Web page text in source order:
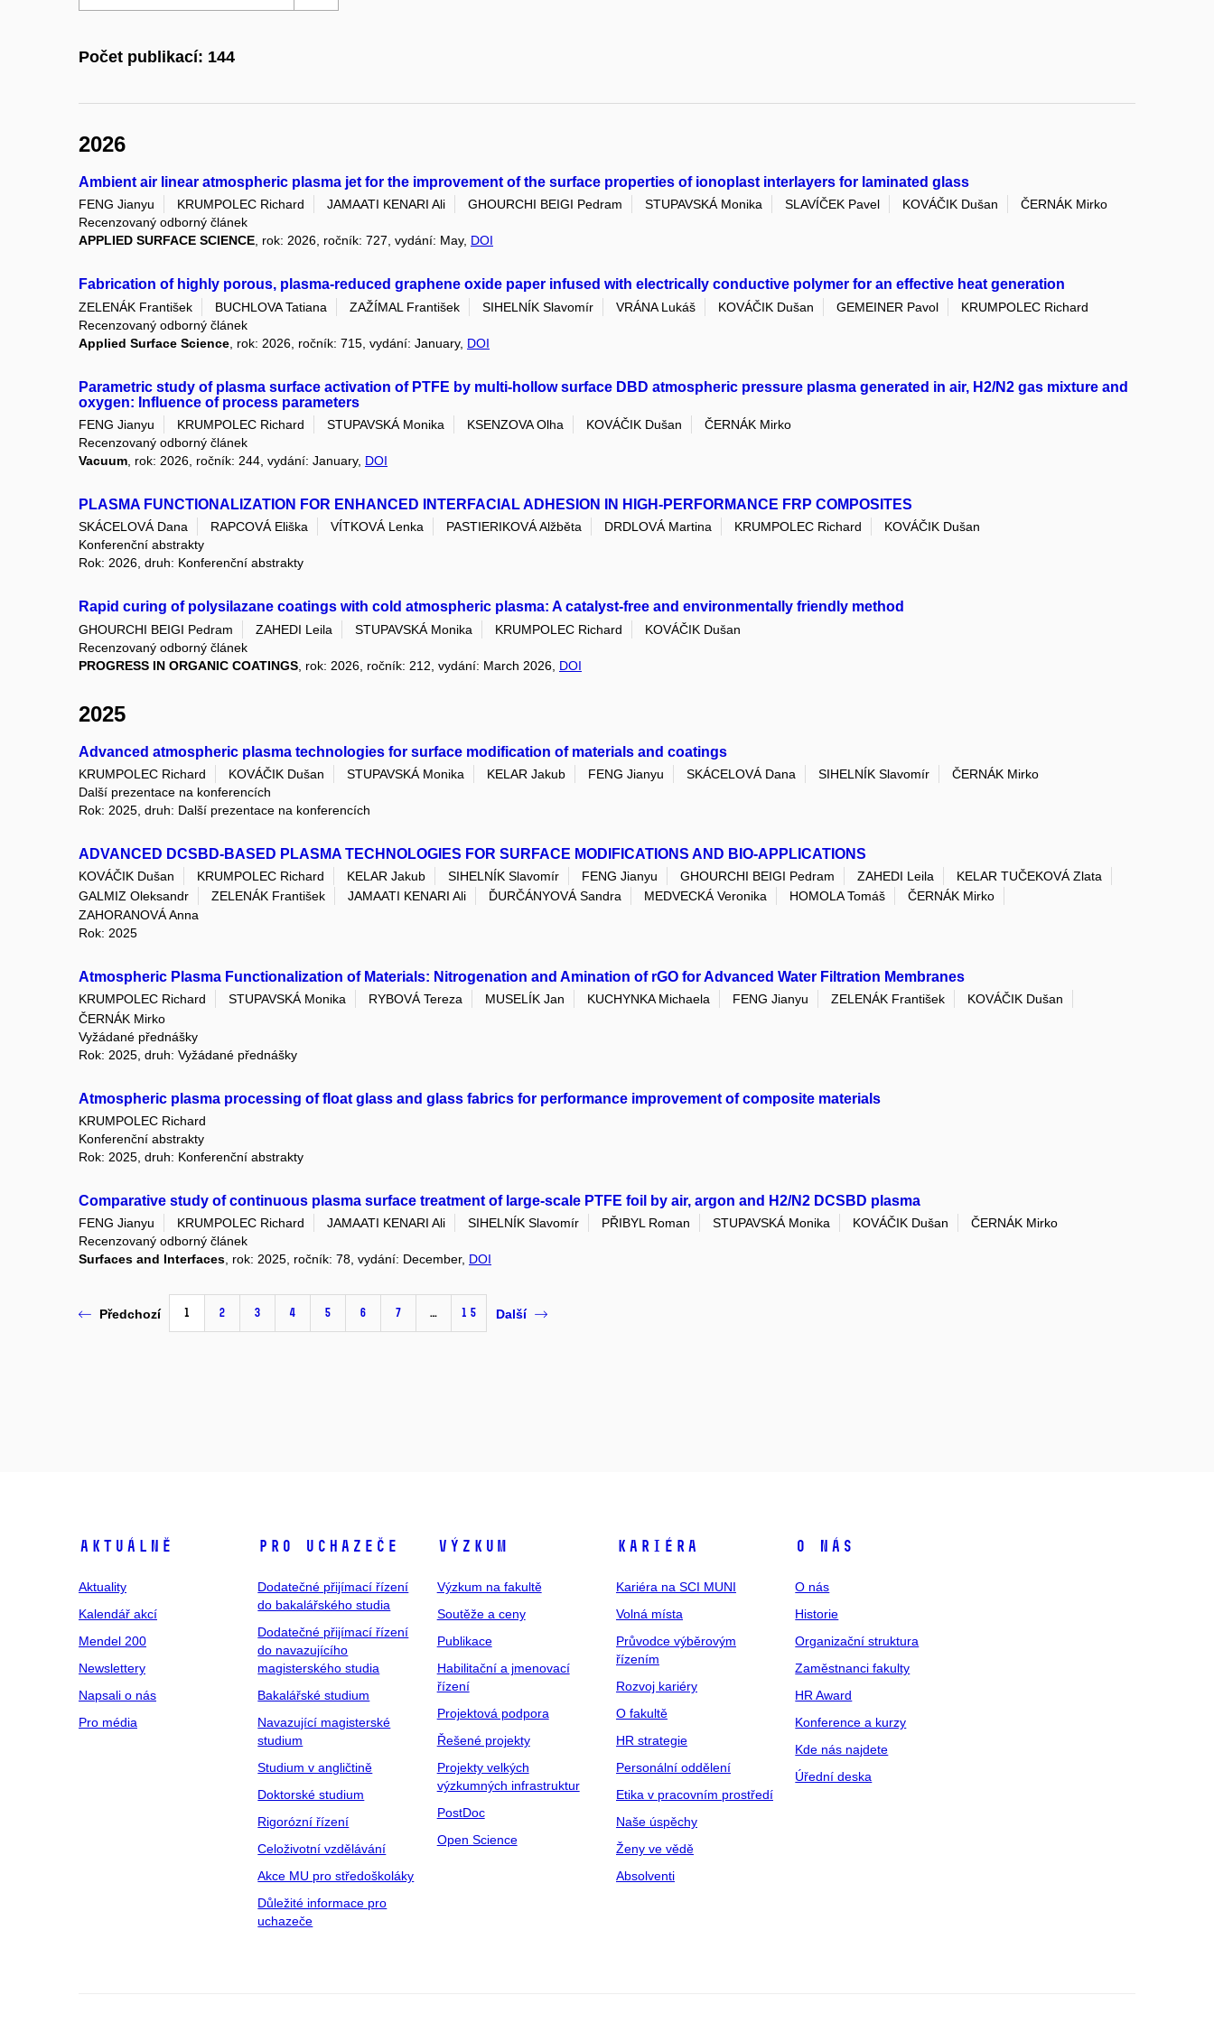
Počet publikací: 144
2026
Ambient air linear atmospheric plasma jet for the improvement of the surface properties of ionoplast interlayers for laminated glass
FENG Jianyu KRUMPOLEC Richard JAMAATI KENARI Ali GHOURCHI BEIGI Pedram STUPAVSKÁ Monika SLAVÍČEK Pavel KOVÁČIK Dušan
ČERNÁK Mirko
Recenzovaný odborný článek
APPLIED SURFACE SCIENCE, rok: 2026, ročník: 727, vydání: May, DOI
Fabrication of highly porous, plasma-reduced graphene oxide paper infused with electrically conductive polymer for an effective heat generation
ZELENÁK František BUCHLOVA Tatiana ZAŽÍMAL František SIHELNÍK Slavomír VRÁNA Lukáš KOVÁČIK Dušan GEMEINER Pavol
KRUMPOLEC Richard
Recenzovaný odborný článek
Applied Surface Science , rok: 2026, ročník: 715, vydání: January, DOI
Parametric study of plasma surface activation of PTFE by multi-hollow surface DBD atmospheric pressure plasma generated in air, H2/N2 gas mixture and
oxygen: Influence of process parameters
FENG Jianyu KRUMPOLEC Richard STUPAVSKÁ Monika KSENZOVA Olha KOVÁČIK Dušan
ČERNÁK Mirko
Recenzovaný odborný článek
Vacuum , rok: 2026, ročník: 244, vydání: January, DOI
PLASMA FUNCTIONALIZATION FOR ENHANCED INTERFACIAL ADHESION IN HIGH-PERFORMANCE FRP COMPOSITES
SKÁCELOVÁ Dana RAPCOVÁ Eliška VÍTKOVÁ Lenka PASTIERIKOVÁ Alžběta DRDLOVÁ Martina KRUMPOLEC Richard
KOVÁČIK Dušan
Konferenční abstrakty
Rok: 2026, druh: Konferenční abstrakty
Rapid curing of polysilazane coatings with cold atmospheric plasma: A catalyst-free and environmentally friendly method
GHOURCHI BEIGI Pedram ZAHEDI Leila STUPAVSKÁ Monika KRUMPOLEC Richard
KOVÁČIK Dušan
Recenzovaný odborný článek
PROGRESS IN ORGANIC COATINGS , rok: 2026, ročník: 212, vydání: March 2026, DOI
2025
Advanced atmospheric plasma technologies for surface modification of materials and coatings
KRUMPOLEC Richard KOVÁČIK Dušan STUPAVSKÁ Monika KELAR Jakub FENG Jianyu SKÁCELOVÁ Dana SIHELNÍK Slavomír
ČERNÁK Mirko
Další prezentace na konferencích
Rok: 2025, druh: Další prezentace na konferencích
ADVANCED DCSBD-BASED PLASMA TECHNOLOGIES FOR SURFACE MODIFICATIONS AND BIO-APPLICATIONS
KOVÁČIK Dušan KRUMPOLEC Richard KELAR Jakub SIHELNÍK Slavomír FENG Jianyu GHOURCHI BEIGI Pedram ZAHEDI Leila
KELAR TUČEKOVÁ Zlata
GALMIZ Oleksandr
ZELENÁK František JAMAATI KENARI Ali ĎURČÁNYOVÁ Sandra MEDVECKÁ Veronika HOMOLA Tomáš
ČERNÁK Mirko
ZAHORANOVÁ Anna
Rok: 2025
Atmospheric Plasma Functionalization of Materials: Nitrogenation and Amination of rGO for Advanced Water Filtration Membranes
KRUMPOLEC Richard STUPAVSKÁ Monika RYBOVÁ Tereza MUSELÍK Jan KUCHYNKA Michaela FENG Jianyu ZELENÁK František
KOVÁČIK Dušan
ČERNÁK Mirko
Vyžádané přednášky
Rok: 2025, druh: Vyžádané přednášky
Atmospheric plasma processing of float glass and glass fabrics for performance improvement of composite materials
KRUMPOLEC Richard
Konferenční abstrakty
Rok: 2025, druh: Konferenční abstrakty
Comparative study of continuous plasma surface treatment of large-scale PTFE foil by air, argon and H2/N2 DCSBD plasma
FENG Jianyu KRUMPOLEC Richard JAMAATI KENARI Ali SIHELNÍK Slavomír PŘIBYL Roman STUPAVSKÁ Monika KOVÁČIK Dušan
ČERNÁK Mirko
Recenzovaný odborný článek
Surfaces and Interfaces , rok: 2025, ročník: 78, vydání: December, DOI
Předchozí 1 2 3 4 5 6 7 … 15 Další
Aktuálně
Aktuality
Kalendář akcí
Mendel 200
Newslettery
Napsali o nás
Pro média
Pro uchazeče
Dodatečné přijímací řízení
do bakalářského studia
Dodatečné přijímací řízení
do navazujícího
magisterského studia
Bakalářské studium
Navazující magisterské
studium
Studium v angličtině
Doktorské studium
Rigorózní řízení
Celoživotní vzdělávání
Akce MU pro středoškoláky
Důležité informace pro
uchazeče
Výzkum
Výzkum na fakultě
Soutěže a ceny
Publikace
Habilitační a jmenovací
řízení
Projektová podpora
Řešené projekty
Projekty velkých
výzkumných infrastruktur
PostDoc
Open Science
Kariéra
Kariéra na SCI MUNI
Volná místa
Průvodce výběrovým
řízením
Rozvoj kariéry
O fakultě
HR strategie
Personální oddělení
Etika v pracovním prostředí
Naše úspěchy
Ženy ve vědě
Absolventi
O nás
O nás
Historie
Organizační struktura
Zaměstnanci fakulty
HR Award
Konference a kurzy
Kde nás najdete
Úřední deska